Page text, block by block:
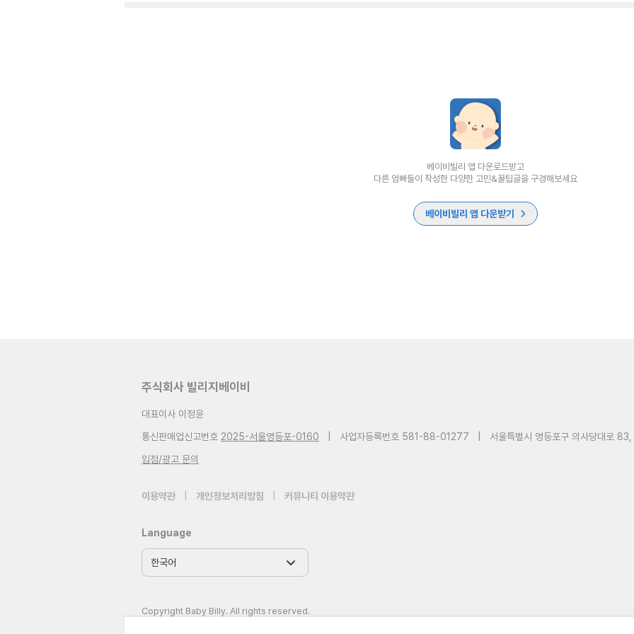
베이비빌리 앱 다운로드받고
다른 엄빠들이 작성한 다양한 고민&꿀팁글을 구경해보세요
베이비빌리 앱 다운받기
주식회사 빌리지베이비
대표이사 이정윤
통신판매업신고번호 2025-서울영등포-0160 사업자등록번호 581-88-01277
서울특별시 영등포구 의사당대로
입점/광고 문의
이용약관 개인정보처리방침 커뮤니티 이용약관
Language
Copyright Baby Billy. All rights reserved.